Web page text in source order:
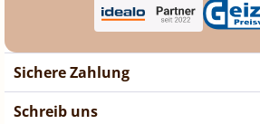
Sichere Zahlung
Schreib uns